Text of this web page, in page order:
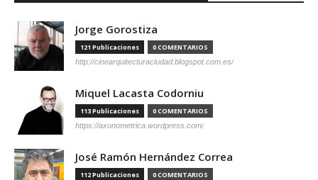
Jorge Gorostiza
121 Publicaciones 0 COMENTARIOS
http://cinearquitecturaciudad.blogspot.com.es/
Miquel Lacasta Codorniu
113 Publicaciones 0 COMENTARIOS
https://axonometrica.wordpress.com/
José Ramón Hernández Correa
112 Publicaciones 0 COMENTARIOS